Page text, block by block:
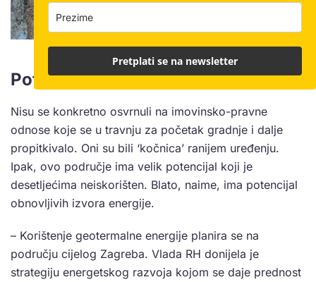
Sveučilišna bolnica | Foto: Bauštela.hr
Potencijal zemljišta
Nisu se konkretno osvrnuli na imovinsko-pravne
odnose koje se u travnju za početak gradnje i dalje
propitkivalo. Oni su bili ‘kočnica’ ranijem uređenju.
Ipak, ovo područje ima velik potencijal koji je
desetljećima neiskorišten. Blato, naime, ima potencijal
obnovljivih izvora energije.
– Korištenje geotermalne energije planira se na
području cijelog Zagreba. Vlada RH donijela je
strategiju energetskog razvoja kojom se daje prednost
Pretplati se na newsletter